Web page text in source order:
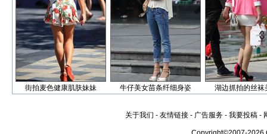
街拍麦色健康肌肤妹妹 牛仔美女苗条纤细身姿 湖边抓拍的丝袜
关于我们 - 友情链接 - 广告服务 - 我要投稿 -